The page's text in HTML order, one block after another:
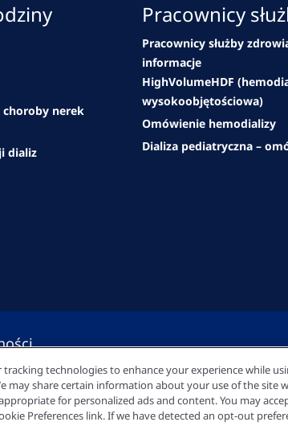
choroby nerek
dializ
Pracownicy
Pracownicy służby
informacje
HighVolumeHDF
wysokoobjętościowa)
Omówienie hemodializy
Dializa pediatryczna –
cookie
tracking technologies to enhance your experience while
may share certain information about your use of the site
for personalized ads and content. You may
Preferences link. If we have detected an opt-out